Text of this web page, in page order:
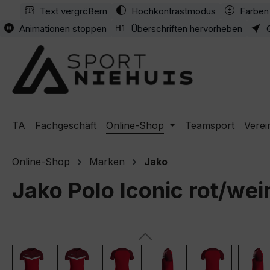
Hauptinhalt springen
Zur Suche springen
Zur Hauptnavigation springen
Text vergrößern Hochkontrastmodus
Animationen stoppen
Überschriften hervorheben
TA Fachgeschäft Online-Shop Teamsport
Online-Shop Marken Jako
Jako Polo Iconic rot/
Bildergalerie überspringen